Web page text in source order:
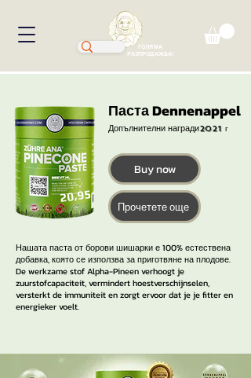
ГОЛЯМА
РАЗПРОДАЖБА!
20,95
Паста Dennenappel
Допълнителни награди2021 г
Buy now
Прочетете още
Нашата паста от борови шишарки е 100% естествена
добавка, която се използва за приготвяне на плодове.
De werkzame stof Alpha-Pineen verhoogt je
zuurstofcapaciteit, vermindert hoestverschijnselen,
versterkt de immuniteit en zorgt ervoor dat je je fitter en
energieker voelt.